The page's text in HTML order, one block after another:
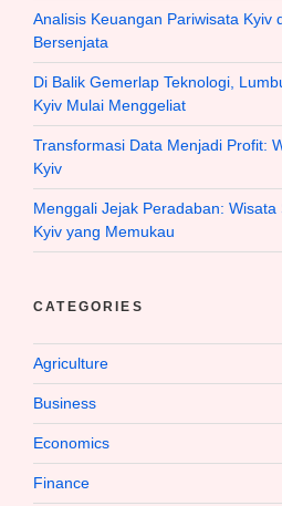
Analisis Keuangan Pariwisata Kyiv
Bersenjata
Di Balik Gemerlap Teknologi,
Kyiv Mulai Menggeliat
Transformasi Data Menjadi Profit:
Kyiv
Menggali Jejak Peradaban:
Kyiv yang Memukau
CATEGORIES
Agriculture
Business
Economics
Finance